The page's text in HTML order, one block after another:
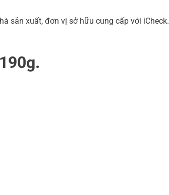
sản xuất, đơn vị sở hữu cung cấp với iCheck.